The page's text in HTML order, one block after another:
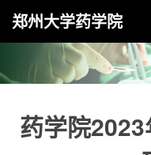
郑州大学药学院
药学院